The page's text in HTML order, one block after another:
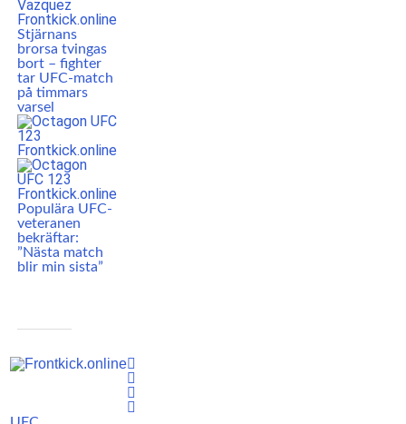
Stjärnans
brorsa tvingas
bort – fighter
tar UFC-match
på timmars
varsel
Populära UFC-
veteranen
bekräftar:
”Nästa match
blir min sista”